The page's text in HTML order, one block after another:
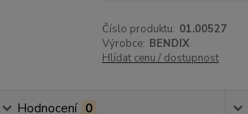
Číslo produktu: 01.00527
Výrobce: BENDIX
Hlídat cenu / dostupnost
Hodnocení 0